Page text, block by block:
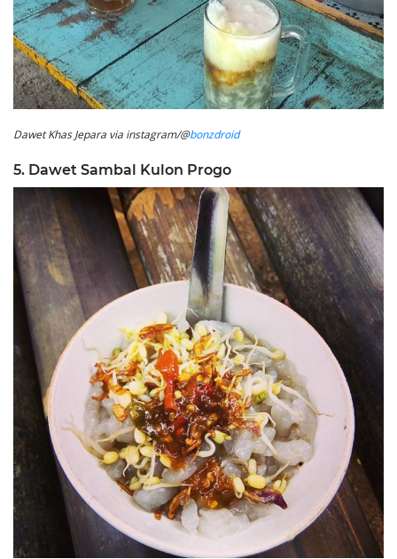
Dawet Khas Jepara via instagram/@bonzdroid
5. Dawet Sambal Kulon Progo